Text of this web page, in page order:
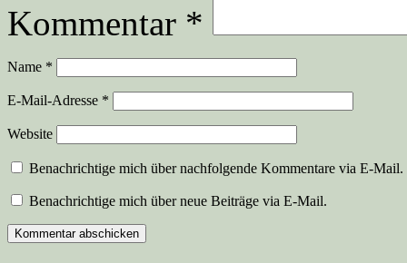
Kommentar *
Name *
E-Mail-Adresse *
Website
Benachrichtige mich über nachfolgende Kommentare via E-Mail.
Benachrichtige mich über neue Beiträge via E-Mail.